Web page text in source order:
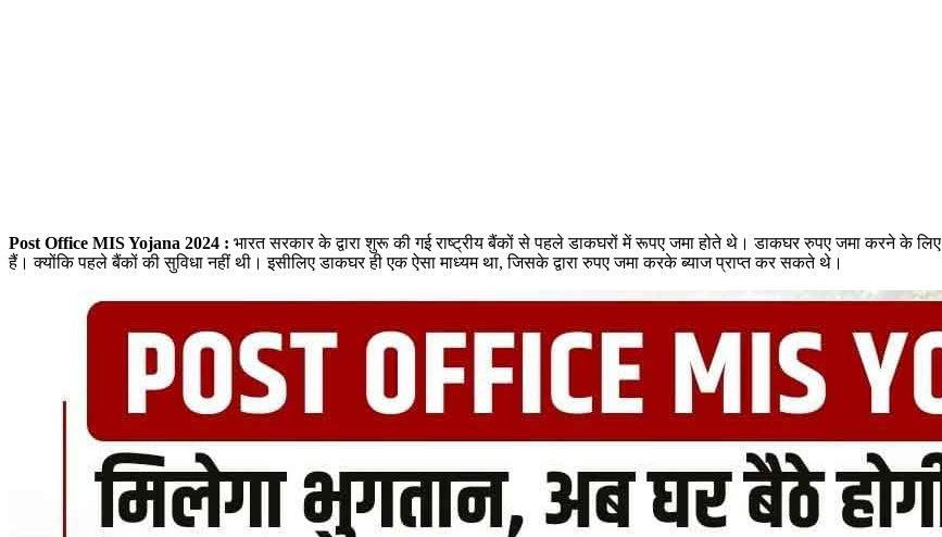
Post Office MIS Yojana 2024 : भारत सरकार के द्वारा शुरू की गई राष्ट्रीय बैंकों से पहले डाकघरों में रूपए जमा होते थे। डाकघर रुपए जमा करने के
हैं। क्योंकि पहले बैंकों की सुविधा नहीं थी। इसीलिए डाकघर ही एक ऐसा माध्यम था, जिसके द्वारा रुपए जमा करके ब्याज प्राप्त कर सकते थे।